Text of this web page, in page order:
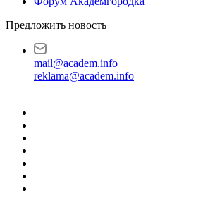
Предложить новость
mail@academ.info
reklama@academ.info